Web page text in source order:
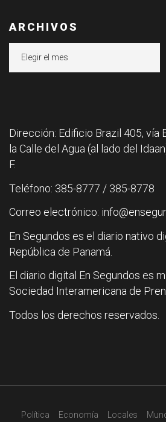
ARCHIVOS
Dirección: Edificio Brazil 405, vía
la Calle del Agua (al lado del
F.
Teléfono: 385-8777 / 385-8778
Correo electrónico:
En Segundos es el diario nativo
República de Panamá.
El diario digital En Segundos es
Sociedad Interamericana de
Todos los derechos reservados.
Política Economía Locales